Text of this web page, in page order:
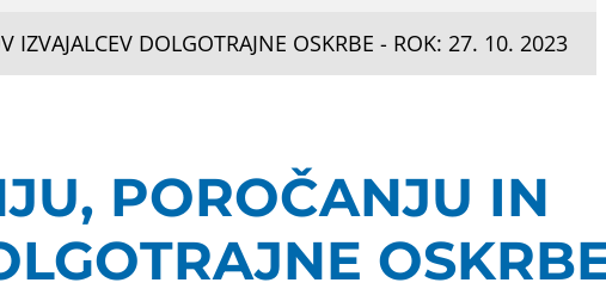
IZVAJALCEV DOLGOTRAJNE OSKRBE - ROK: 27. 10. 2023
POROČANJU IN